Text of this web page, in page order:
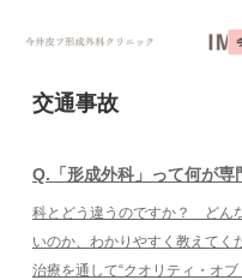
交通事故
Q.「形成外科」って何が専
科とどう違うのですか？ どん
いのか、わかりやすく教えてく
治療を通して“クオリティ・オ